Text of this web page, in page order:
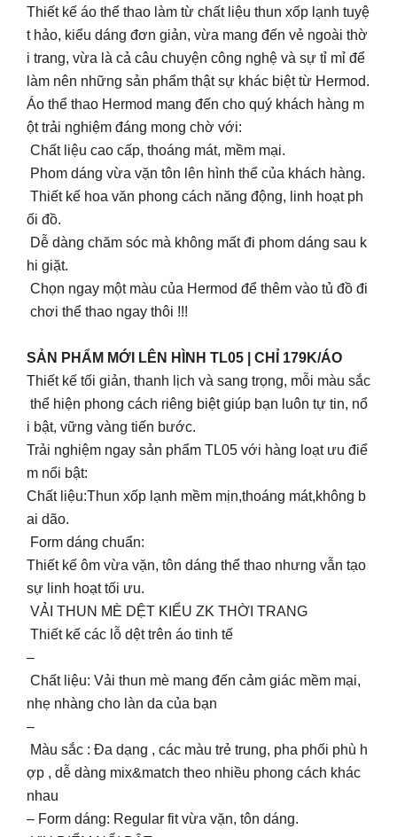
Thiết kế áo thể thao làm từ chất liệu thun xốp lạnh tuyệ
t hảo, kiểu dáng đơn giản, vừa mang đến vẻ ngoài thờ
i trang, vừa là cả câu chuyện công nghệ và sự tỉ mỉ để
làm nên những sản phẩm thật sự khác biệt từ Hermod.
Áo thể thao Hermod mang đến cho quý khách hàng m
ột trải nghiệm đáng mong chờ với:
Chất liệu cao cấp, thoáng mát, mềm mại.
Phom dáng vừa vặn tôn lên hình thể của khách hàng.
Thiết kế hoa văn phong cách năng động, linh hoạt ph
ối đồ.
Dễ dàng chăm sóc mà không mất đi phom dáng sau k
hi giặt.
Chọn ngay một màu của Hermod để thêm vào tủ đồ đi
chơi thể thao ngay thôi !!!
SẢN PHẨM MỚI LÊN HÌNH TL05 | CHỈ 179K/ÁO
Thiết kế tối giản, thanh lịch và sang trọng, mỗi màu sắc
thể hiện phong cách riêng biệt giúp bạn luôn tự tin, nổ
i bật, vững vàng tiến bước.
Trải nghiệm ngay sản phẩm TL05 với hàng loạt ưu điể
m nổi bật:
Chất liệu:Thun xốp lạnh mềm mịn,thoáng mát,không b
ai dão.
Form dáng chuẩn:
Thiết kế ôm vừa vặn, tôn dáng thể thao nhưng vẫn tạo
sự linh hoạt tối ưu.
VẢI THUN MÈ DỆT KIỂU ZK THỜI TRANG
Thiết kế các lỗ dệt trên áo tinh tế
–
Chất liệu: Vải thun mè mang đến cảm giác mềm mại,
nhẹ nhàng cho làn da của bạn
–
Màu sắc : Đa dạng , các màu trẻ trung, pha phối phù h
ợp , dễ dàng mix&match theo nhiều phong cách khác
nhau
– Form dáng: Regular fit vừa vặn, tôn dáng.